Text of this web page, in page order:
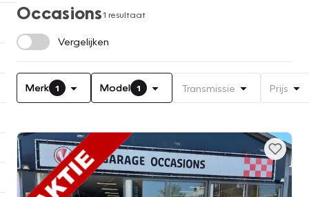
Occasions1 resultaat
Vergelijken
Merk 1 Model 1 Transmissie Prijs